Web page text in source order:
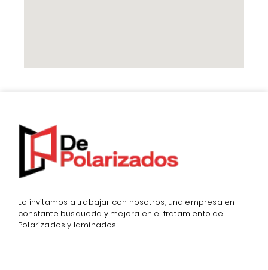
Lo invitamos a trabajar con nosotros, una empresa en
constante búsqueda y mejora en el tratamiento de
Polarizados y laminados.